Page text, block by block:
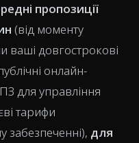
пропозиції
(від моменту
ваші довгострокові
онлайн-
для управління
тарифи
забезпеченні), для